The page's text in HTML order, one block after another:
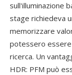
sull'illuminazione
stage richiedeva
memorizzare
potessero
ricerca. Un
HDR: PFM può